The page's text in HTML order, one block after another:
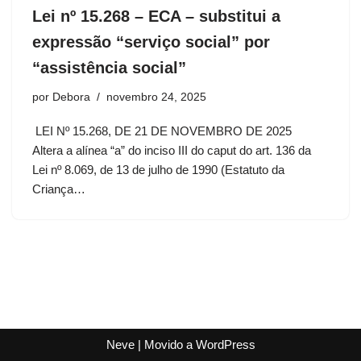
Lei nº 15.268 – ECA – substitui a
expressão “serviço social” por
“assistência social”
por Debora novembro 24, 2025
LEI Nº 15.268, DE 21 DE NOVEMBRO DE 2025
Altera a alínea “a” do inciso III do caput do art. 136 da
Lei nº 8.069, de 13 de julho de 1990 (Estatuto da
Criança…
Neve| Movido a WordPress